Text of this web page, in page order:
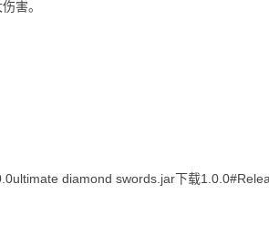
害。
diamond swords.jar下载